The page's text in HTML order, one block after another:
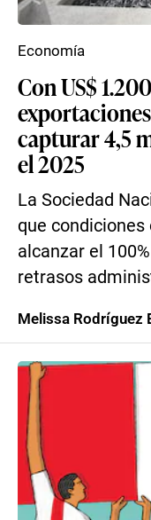
Con US$
capturar 4,5
el 2025
La Sociedad
que
alcanzar el
retrasos
Economía
Melissa Rodríguez